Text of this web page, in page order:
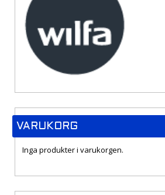
VARUKORG
Inga produkter i varukorgen.